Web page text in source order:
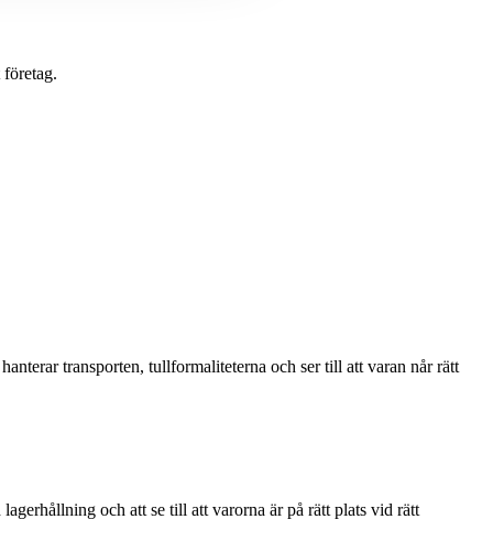
transporten, tullformaliteterna och ser till att varan når rätt
och att se till att varorna är på rätt plats vid rätt